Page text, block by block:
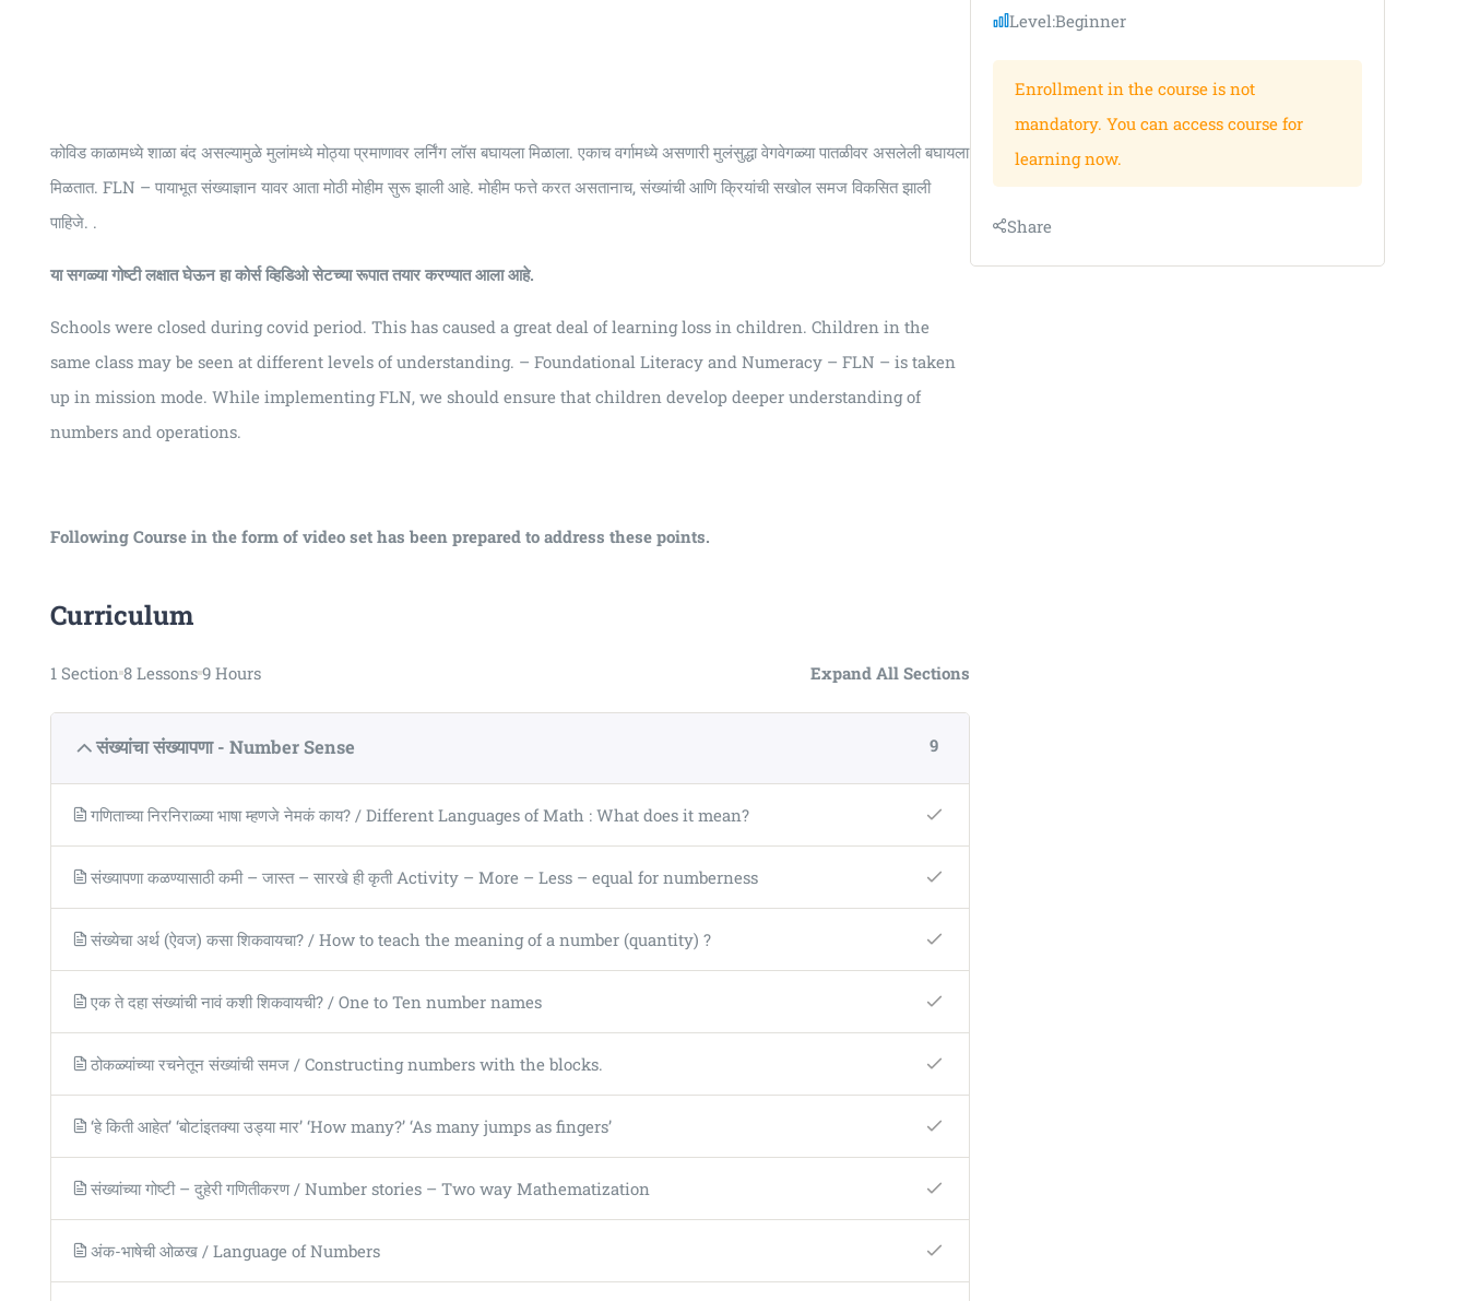
कोविड काळामध्ये शाळा बंद असल्यामुळे मुलांमध्ये मोठ्या प्रमाणावर लर्निंग लॉस बघायला मिळाला. एकाच वर्गामध्ये असणारी मुलंसुद्धा वेगवेगळ्या पातळीवर असलेली बघायला
मिळतात. FLN – पायाभूत संख्याज्ञान यावर आता मोठी मोहीम सुरू झाली आहे. मोहीम फत्ते करत असतानाच, संख्यांची आणि क्रियांची सखोल समज विकसित झाली
पाहिजे. .
या सगळ्या गोष्टी लक्षात घेऊन हा कोर्स व्हिडिओ सेटच्या रूपात तयार करण्यात आला आहे.
Schools were closed during covid period. This has caused a great deal of learning loss in children. Children in the
same class may be seen at different levels of understanding. – Foundational Literacy and Numeracy – FLN – is taken
up in mission mode. While implementing FLN, we should ensure that children develop deeper understanding of
numbers and operations.
Following Course in the form of video set has been prepared to address these points.
Curriculum
1 Section 8 Lessons 9 Hours Expand All Sections
संख्यांचा संख्यापणा - Number Sense 9
गणिताच्या निरनिराळ्या भाषा म्हणजे नेमकं काय? / Different Languages of Math : What does it mean?
संख्यापणा कळण्यासाठी कमी – जास्त – सारखे ही कृती Activity – More – Less – equal for numberness
संख्येचा अर्थ (ऐवज) कसा शिकवायचा? / How to teach the meaning of a number (quantity) ?
एक ते दहा संख्यांची नावं कशी शिकवायची? / One to Ten number names
ठोकळ्यांच्या रचनेतून संख्यांची समज / Constructing numbers with the blocks.
‘हे किती आहेत’ ‘बोटांइतक्या उड्या मार’ ‘How many?’ ‘As many jumps as fingers’
संख्यांच्या गोष्टी – दुहेरी गणितीकरण / Number stories – Two way Mathematization
अंक-भाषेची ओळख / Language of Numbers
Level:Beginner
Enrollment in the course is not
mandatory. You can access course for
learning now.
Share